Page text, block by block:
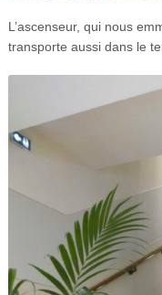
L’ascenseur, qui nous
transporte aussi dans le